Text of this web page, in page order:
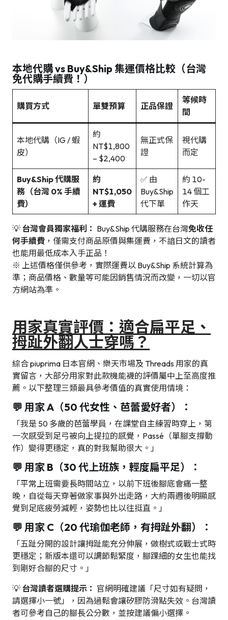
本地代購 vs Buy&Ship 集運價格比較（台灣
免代購手續費！）
購買方式 單雙預算 正品保證
等候時
間
本地代購（IG / 蝦
皮）
約
NT$1,800
– $2,400
無正式保
證
視代購
而定
Buy&Ship 代購服
務（台灣 0% 手續
費）
約
NT$1,050
+ 運費
✅ 由
Buy&Ship
代下單
約 10-
14 個工
作天
💡 台灣會員獨家福利： Buy&Ship 代購服務在台灣免收任
何手續費 ，僅需支付商品原價與集運費，不諳日文的讀者
也能用最低成本入手正品！
※ 上述價格僅供參考，實際運費以 Buy&Ship 系統計算為
準；商品價格、數量等可能因銷售情況而改變，一切以官
方網站為準。
用家真實評價：適合扁平足、
拇趾外翻人士穿嗎？
綜合 piuprima 日本官網、樂天市場及 Threads 用家的真
實留言，大部分用家對此款機能襪的評價屬中上至高度推
薦。以下整理三類最具參考價值的真實使用情境：
💬 用家 A（50 代女性、芭蕾愛好者）：
「我是 50 多歲的芭蕾學員，在課堂自主練習時穿上，第
一次感受到足弓被向上提拉的感覺，Passé（單腳支撐動
作）變得更穩定，真的對我幫助很大。」
💬 用家 B（30 代上班族，輕度扁平足）：
「平常上班需要長時間站立，以前下班後腳底會痛一整
晚，自從每天穿著做家事與外出走路，大約兩週後明顯感
覺到足底疲勞減輕，姿勢也比以往挺直。」
💬 用家 C（20 代瑜伽老師，有拇趾外翻）：
「五趾分開的設計讓拇趾能充分伸展，做樹式或戰士式時
更穩定；新版本還可以調節鬆緊度，腳踝細的女生也能找
到剛好合腳的尺寸。」
💡 台灣讀者選購提示： 官網明確建議「尺寸如有疑問，
請選擇小一號」，因為過鬆會讓矽膠防滑點失效。台灣讀
者可參考自己的腳長公分數，並按建議偏小選擇。